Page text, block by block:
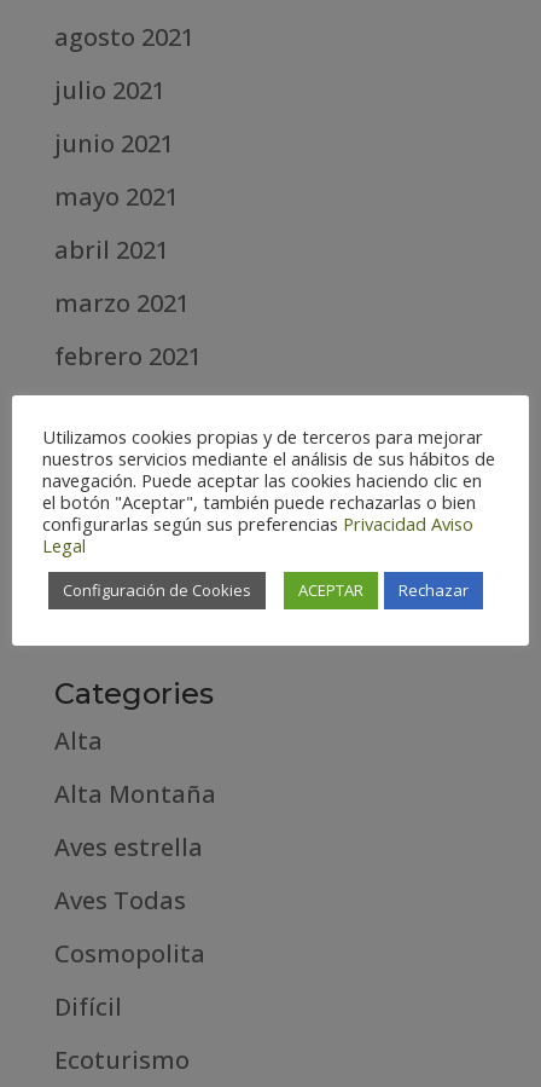
agosto 2021
julio 2021
junio 2021
mayo 2021
abril 2021
marzo 2021
febrero 2021
abril 2020
marzo 2020
febrero 2019
Categories
Alta
Alta Montaña
Aves estrella
Aves Todas
Cosmopolita
Difícil
Ecoturismo
Utilizamos cookies propias y de terceros para mejorar
nuestros servicios mediante el análisis de sus hábitos de
navegación. Puede aceptar las cookies haciendo clic en
el botón "Aceptar", también puede rechazarlas o bien
configurarlas según sus preferencias Privacidad Aviso
Legal
Configuración de Cookies ACEPTAR Rechazar